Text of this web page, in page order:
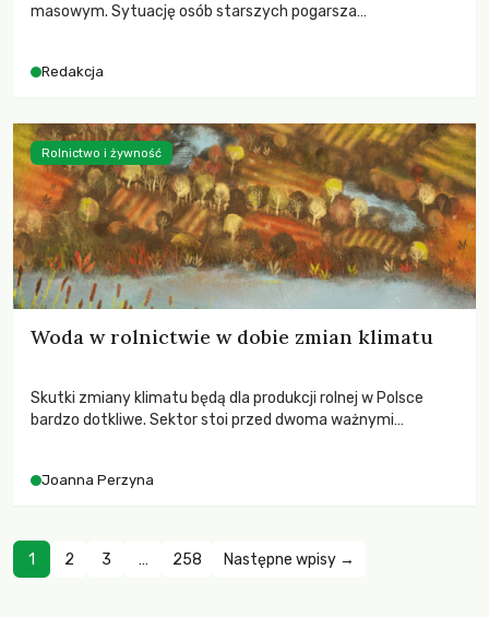
masowym. Sytuację osób starszych pogarsza
Redakcja
Woda w rolnictwie w dobie zmian klimatu
Skutki zmiany klimatu będą dla produkcji rolnej w Polsce
bardzo dotkliwe. Sektor stoi przed dwoma ważnymi
zachodzących zmian klimatycznych. Wymagać to będzie
Joanna Perzyna
Rolnictwo i żywność
1 2 3 … 258 Następne wpisy →